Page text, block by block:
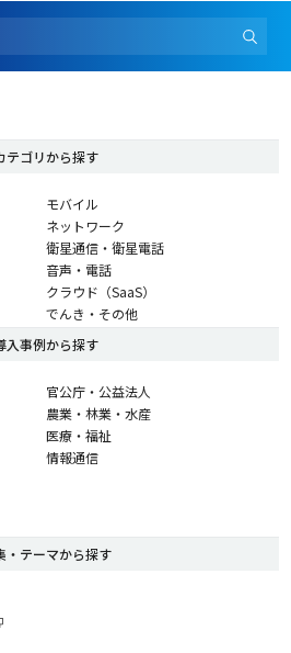
テゴリから探す
モバイル
ネットワーク
衛星通信・衛星電話
音声・電話
クラウド（SaaS）
でんき・その他
入事例から探す
官公庁・公益法人
農業・林業・水産
医療・福祉
情報通信
・テーマから探す